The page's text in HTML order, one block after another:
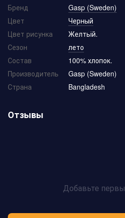
Бренд
Gasp (Sweden)
Цвет
Черный
Цвет рисунка
Желтьій.
Сезон
лето
Состав
100% хлопок.
Производитель
Gasp (Sweden)
Страна
Bangladesh
Отзывы
Добавьте